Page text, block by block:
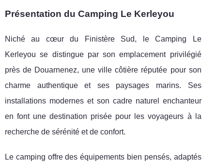
Présentation du Camping Le Kerleyou
Niché au cœur du Finistère Sud, le Camping Le
Kerleyou se distingue par son emplacement privilégié
près de Douarnenez, une ville côtière réputée pour son
charme authentique et ses paysages marins. Ses
installations modernes et son cadre naturel enchanteur
en font une destination prisée pour les voyageurs à la
recherche de sérénité et de confort.
Le camping offre des équipements bien pensés, adaptés